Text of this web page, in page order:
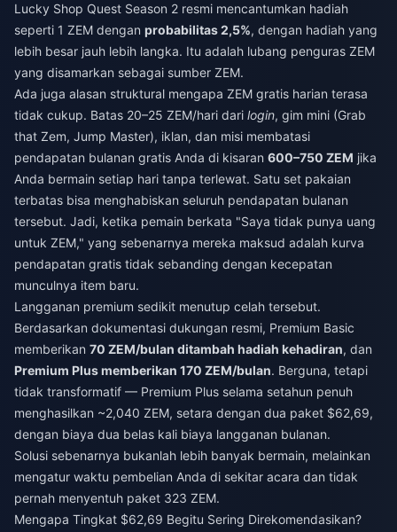
Lucky Shop Quest Season 2 resmi mencantumkan hadiah
seperti 1 ZEM dengan probabilitas 2,5%, dengan hadiah yang
lebih besar jauh lebih langka. Itu adalah lubang penguras ZEM
yang disamarkan sebagai sumber ZEM.
Ada juga alasan struktural mengapa ZEM gratis harian terasa
tidak cukup. Batas 20–25 ZEM/hari dari login, gim mini (Grab
that Zem, Jump Master), iklan, dan misi membatasi
pendapatan bulanan gratis Anda di kisaran 600–750 ZEM jika
Anda bermain setiap hari tanpa terlewat. Satu set pakaian
terbatas bisa menghabiskan seluruh pendapatan bulanan
tersebut. Jadi, ketika pemain berkata "Saya tidak punya uang
untuk ZEM," yang sebenarnya mereka maksud adalah kurva
pendapatan gratis tidak sebanding dengan kecepatan
munculnya item baru.
Langganan premium sedikit menutup celah tersebut.
Berdasarkan dokumentasi dukungan resmi, Premium Basic
memberikan 70 ZEM/bulan ditambah hadiah kehadiran, dan
Premium Plus memberikan 170 ZEM/bulan. Berguna, tetapi
tidak transformatif — Premium Plus selama setahun penuh
menghasilkan ~2,040 ZEM, setara dengan dua paket $62,69,
dengan biaya dua belas kali biaya langganan bulanan.
Solusi sebenarnya bukanlah lebih banyak bermain, melainkan
mengatur waktu pembelian Anda di sekitar acara dan tidak
pernah menyentuh paket 323 ZEM.
Mengapa Tingkat $62,69 Begitu Sering Direkomendasikan?